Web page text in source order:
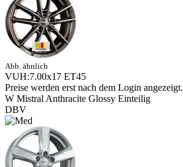
Abb. ähnlich
VUH:7.00x17 ET45
Preise werden erst nach dem Login angezeigt.
W Mistral Anthracite Glossy Einteilig
DBV